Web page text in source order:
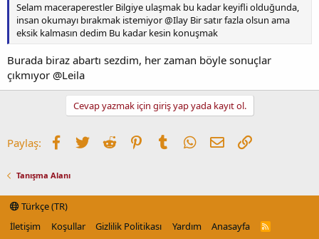
Selam maceraperestler Bilgiye ulaşmak bu kadar keyifli olduğunda,
insan okumayı bırakmak istemiyor @Ilay Bir satır fazla olsun ama
eksik kalmasın dedim Bu kadar kesin konuşmak
Burada biraz abartı sezdim, her zaman böyle sonuçlar
çıkmıyor @Leila
Cevap yazmak için giriş yap yada kayıt ol.
Paylaş: Facebook
TwitterReddit PinterestTumblrWhatsApp
E-postaLink
Tanışma Alanı
Türkçe (TR)
İletişim
Koşullar Gizlilik Politikası Yardım Anasayfa
R